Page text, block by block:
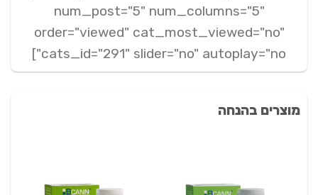
num_post="5" num_columns="5"
order="viewed" cat_most_viewed="no"
cats_id="291" slider="no" autoplay="no"]
מוצרים בהנחה